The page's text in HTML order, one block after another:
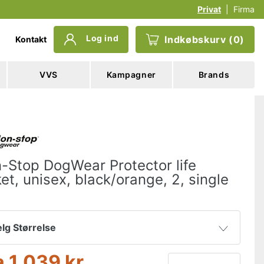
Privat Firma
Kontakt Log ind Indkøbskurv (0)
VVS Kampagner Brands
Stop DogWear Protector life
unisex, black/orange, 2, single
Størrelse